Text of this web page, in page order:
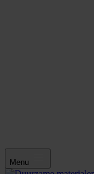
Menu